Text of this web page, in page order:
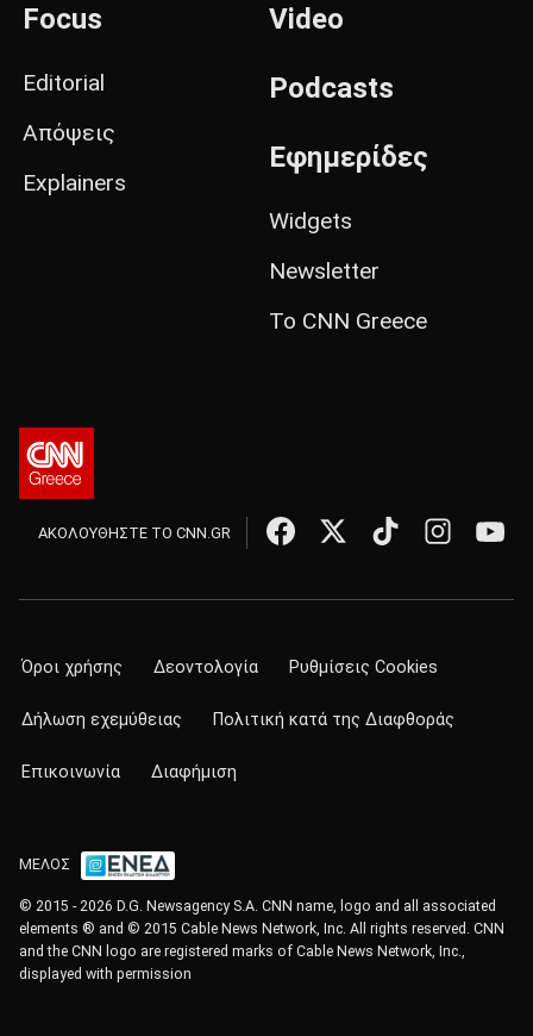
Focus
Editorial
Απόψεις
Explainers
Video
Podcasts
Εφημερίδες
Widgets
Newsletter
Το CNN Greece
ΑΚΟΛΟΥΘΗΣΤΕ ΤΟ CNN.GR
Όροι χρήσης Δεοντολογία Ρυθμίσεις Cookies
Δήλωση εχεμύθειας Πολιτική κατά της Διαφθοράς
Επικοινωνία Διαφήμιση
ΜΕΛΟΣ
© 2015 - 2026 D.G. Newsagency S.A. CNN name, logo and all associated
elements ® and © 2015 Cable News Network, Inc. All rights reserved. CNN
and the CNN logo are registered marks of Cable News Network, Inc.,
displayed with permission